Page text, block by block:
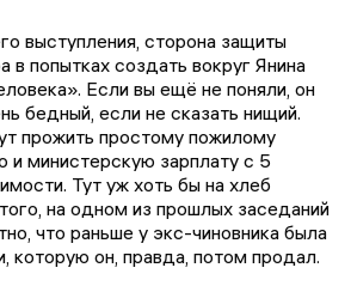
выступления, сторона защиты
в попытках создать вокруг Янина
Если вы ещё не поняли, он
бедный, если не сказать нищий.
прожить простому пожилому
и министерскую зарплату с 5
Тут уж хоть бы на хлеб
на одном из прошлых заседаний
что раньше у экс-чиновника была
которую он, правда, потом продал.